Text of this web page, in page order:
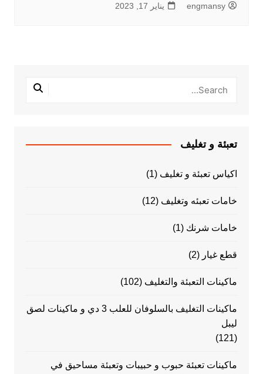
engmansy يناير 17, 2023
تعبئة و تغليف
اكياس تعبئة و تغليف (1)
خامات تعبئه وتغليف (12)
خامات شرنك (1)
قطع غيار (2)
ماكينات التعبئة والتغليف (102)
ماكينات التغليف بالسلوفان للعلب 3 دي و ماكينات لصق
ليبل
(121)
ماكينات تعبئة حبوب و حبيبات وتعبئة مساحيق في